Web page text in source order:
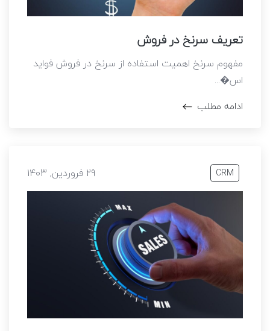
تعریف سرنخ در فروش
مفهوم سرنخ اهمیت استفاده از سرنخ در فروش فواید
اس�...
ادامه مطلب
CRM 29 فروردین, 1403